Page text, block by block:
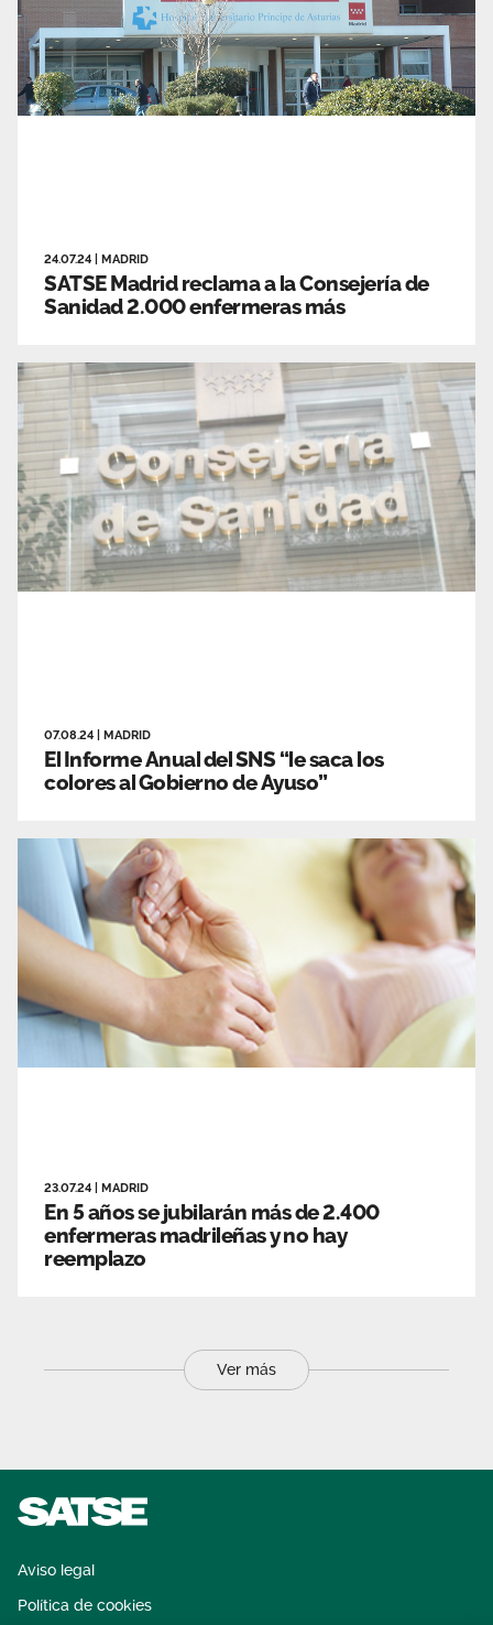
24.07.24 MADRID
SATSE Madrid reclama a la Consejería de
Sanidad 2.000 enfermeras más
07.08.24 MADRID
El Informe Anual del SNS “le saca los
colores al Gobierno de Ayuso”
23.07.24 MADRID
En 5 años se jubilarán más de 2.400
enfermeras madrileñas y no hay
reemplazo
Ver más
Aviso legal
Política de cookies